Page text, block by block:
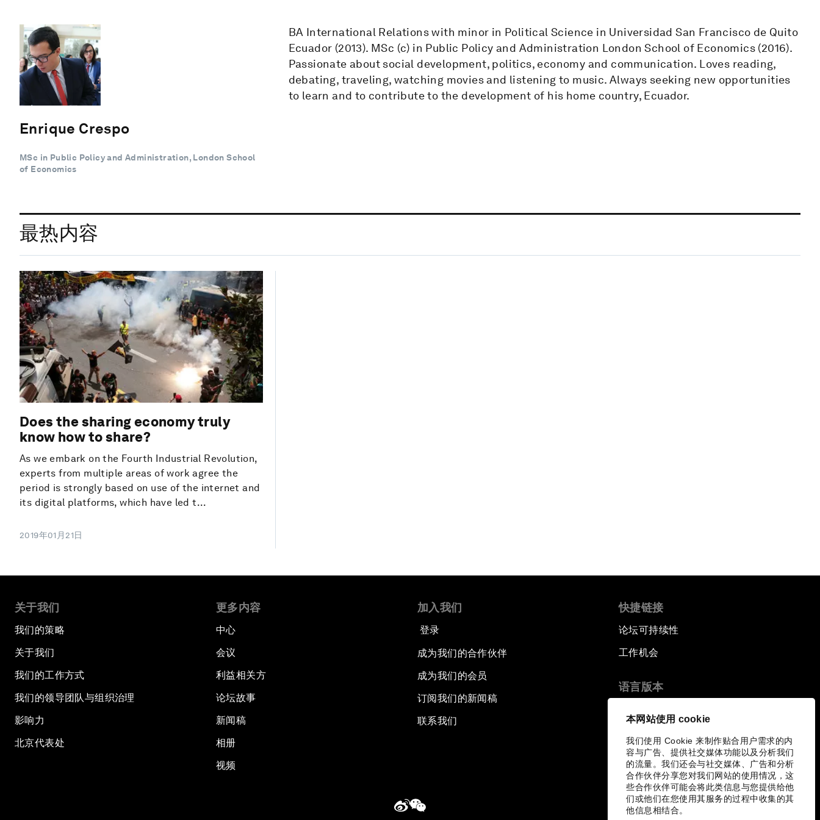
本网站使用 cookie
我们使用 Cookie 来制作贴合用户需求的内
容与广告、提供社交媒体功能以及分析我们
的流量。我们还会与社交媒体、广告和分析
合作伙伴分享您对我们网站的使用情况，这
些合作伙伴可能会将此类信息与您提供给他
们或他们在您使用其服务的过程中收集的其
他信息相结合。
Enrique Crespo
MSc in Public Policy and Administration, London School
of Economics
BA International Relations with minor in Political Science in Universidad San Francisco de Quito
Ecuador (2013). MSc (c) in Public Policy and Administration London School of Economics (2016).
Passionate about social development, politics, economy and communication. Loves reading,
debating, traveling, watching movies and listening to music. Always seeking new opportunities
to learn and to contribute to the development of his home country, Ecuador.
最热内容
Does the sharing economy truly
know how to share?
As we embark on the Fourth Industrial Revolution,
experts from multiple areas of work agree the
period is strongly based on use of the internet and
its digital platforms, which have led t...
2019年01月21日
关于我们
我们的策略
关于我们
我们的工作方式
我们的领导团队与组织治理
影响力
北京代表处
更多内容
中心
会议
利益相关方
论坛故事
新闻稿
相册
视频
加入我们
登录
成为我们的合作伙伴
成为我们的会员
订阅我们的新闻稿
联系我们
快捷链接
论坛可持续性
工作机会
语言版本